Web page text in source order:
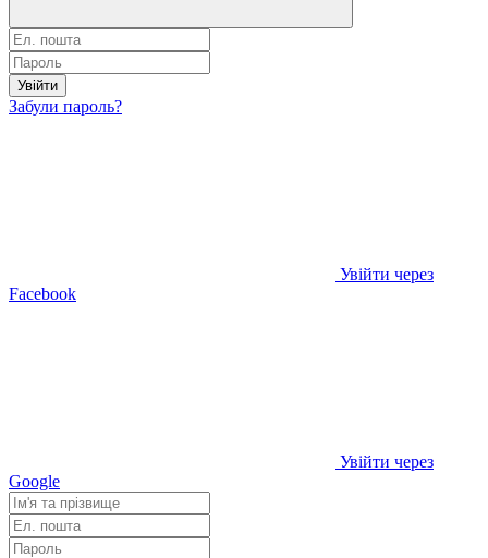
Увійти
Забули пароль?
Увійти через
Facebook
Увійти через
Google